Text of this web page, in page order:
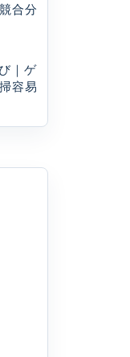
合分
｜ゲ
容易